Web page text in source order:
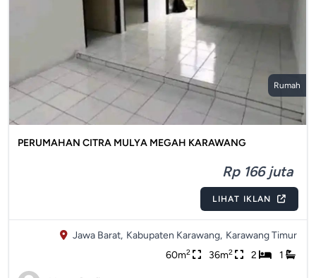
Rumah
PERUMAHAN CITRA MULYA MEGAH KARAWANG
Rp 166 juta
LIHAT IKLAN
Jawa Barat, Kabupaten Karawang, Karawang Timur
60m2 36m2 2 1